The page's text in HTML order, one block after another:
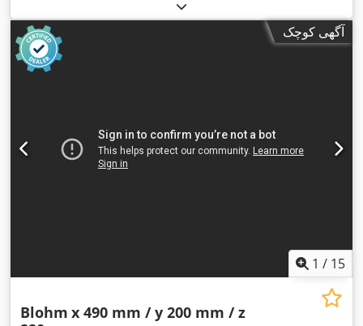
آگهی کوچک
1 / 15
Blohm x 490 mm / y 200 mm / z